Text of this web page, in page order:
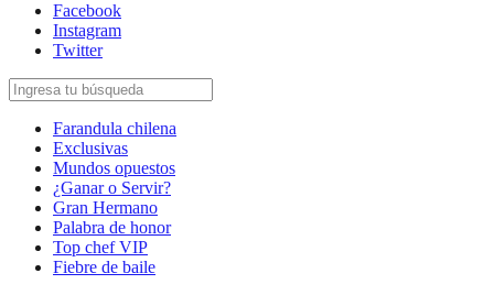
Facebook
Instagram
Twitter
Farandula chilena
Exclusivas
Mundos opuestos
¿Ganar o Servir?
Gran Hermano
Palabra de honor
Top chef VIP
Fiebre de baile